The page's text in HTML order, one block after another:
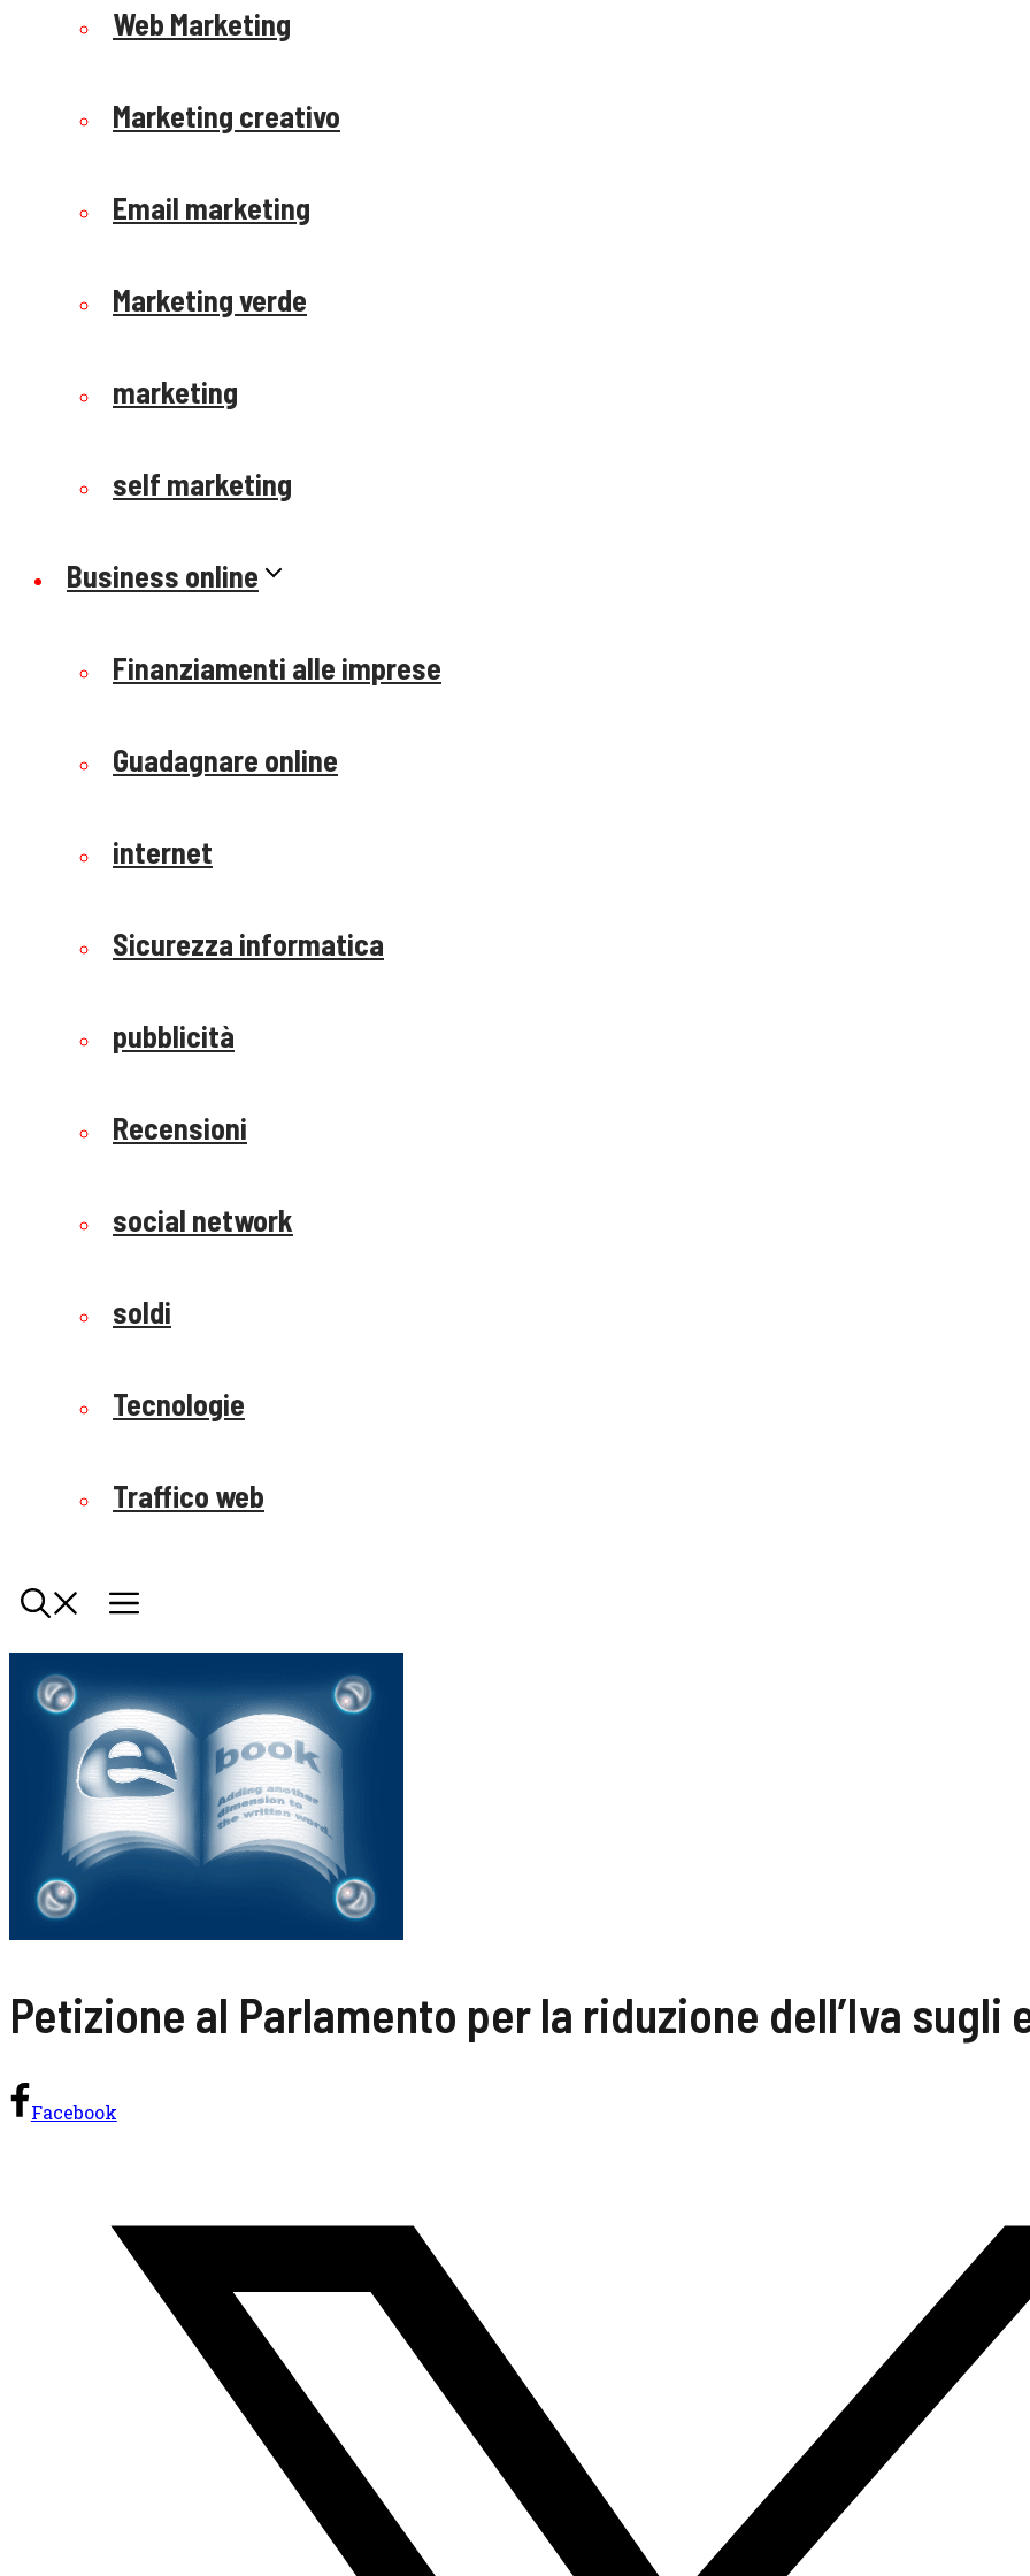
Web Marketing
Marketing creativo
Email marketing
Marketing verde
marketing
self marketing
Business online
Finanziamenti alle imprese
Guadagnare online
internet
Sicurezza informatica
pubblicità
Recensioni
social network
soldi
Tecnologie
Traffico web
Petizione al Parlamento per la riduzione dell’Iva sugli
Facebook